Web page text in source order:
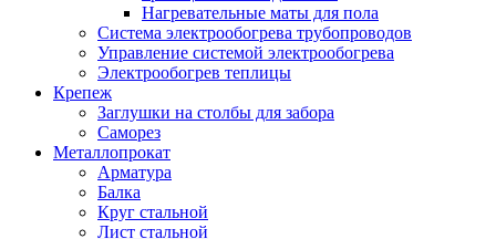
Нагревательные маты для пола
Система электрообогрева трубопроводов
Управление системой электрообогрева
Электрообогрев теплицы
Крепеж
Заглушки на столбы для забора
Саморез
Металлопрокат
Арматура
Балка
Круг стальной
Лист стальной